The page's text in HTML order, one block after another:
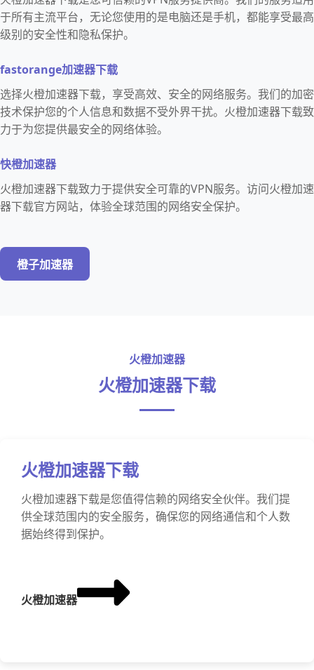
于所有主流平台，无论您使用的是电脑还是手机，都能享受最高
级别的安全性和隐私保护。
fastorange加速器下载
选择火橙加速器下载，享受高效、安全的网络服务。我们的加密
技术保护您的个人信息和数据不受外界干扰。火橙加速器下载致
力于为您提供最安全的网络体验。
快橙加速器
火橙加速器下载致力于提供安全可靠的VPN服务。访问火橙加速
器下载官方网站，体验全球范围的网络安全保护。
橙子加速器
火橙加速器
火橙加速器下载
火橙加速器下载
火橙加速器下载是您值得信赖的网络安全伙伴。我们提
供全球范围内的安全服务，确保您的网络通信和个人数
据始终得到保护。
火橙加速器